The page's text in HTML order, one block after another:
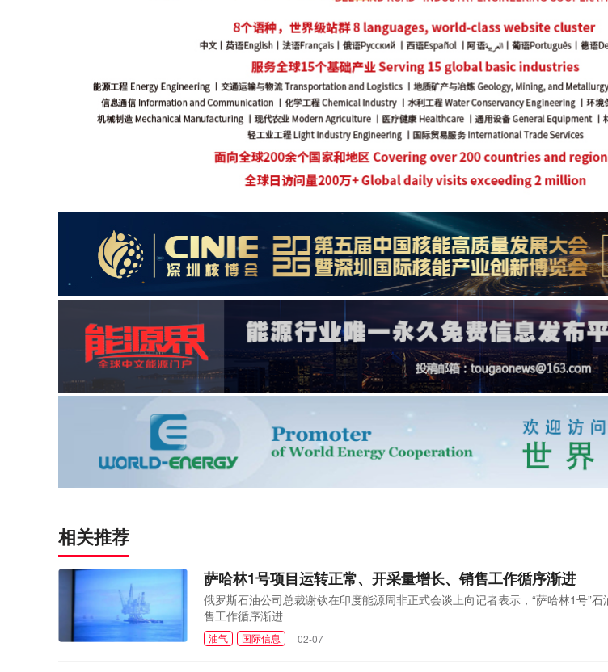
相关推荐
萨哈林1号项目运转正常、开采量增长、销售工作循序渐进
俄罗斯石油公司总裁谢钦在印度能源周非正式会谈上向记者表示，“萨哈林1号”
售工作循序渐进
油气 国际信息 02-07